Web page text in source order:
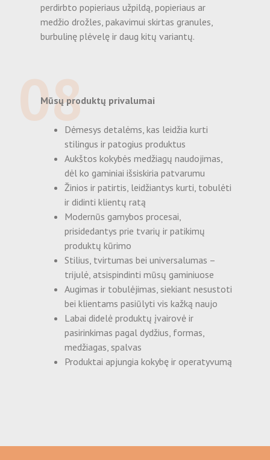
perdirbto popieriaus užpildą, popieriaus ar
medžio drožles, pakavimui skirtas granules,
burbulinę plėvelę ir daug kitų variantų.
08
Mūsų produktų privalumai
Dėmesys detalėms, kas leidžia kurti
stilingus ir patogius produktus
Aukštos kokybės medžiagų naudojimas,
dėl ko gaminiai išsiskiria patvarumu
Žinios ir patirtis, leidžiantys kurti, tobulėti
ir didinti klientų ratą
Modernūs gamybos procesai,
prisidedantys prie tvarių ir patikimų
produktų kūrimo
Stilius, tvirtumas bei universalumas –
trijulė, atsispindinti mūsų gaminiuose
Augimas ir tobulėjimas, siekiant nesustoti
bei klientams pasiūlyti vis kažką naujo
Labai didelė produktų įvairovė ir
pasirinkimas pagal dydžius, formas,
medžiagas, spalvas
Produktai apjungia kokybę ir operatyvumą